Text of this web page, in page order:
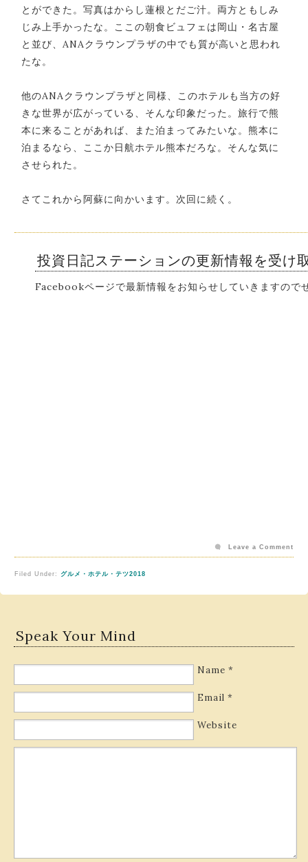
とができた。写真はからし蓮根とだご汁。両方ともしみ
じみ上手かったな。ここの朝食ビュフェは岡山・名古屋
と並び、ANAクラウンプラザの中でも質が高いと思われ
たな。
他のANAクラウンプラザと同様、このホテルも当方の好
きな世界が広がっている、そんな印象だった。旅行で熊
本に来ることがあれば、また泊まってみたいな。熊本に
泊まるなら、ここか日航ホテル熊本だろな。そんな気に
させられた。
さてこれから阿蘇に向かいます。次回に続く。
投資日記ステーションの更新情報を受け
Facebookページで最新情報をお知らせしていきますので
Filed Under: グルメ・ホテル・テツ2018
Leave a Comment
Speak Your Mind
Name *
Email *
Website